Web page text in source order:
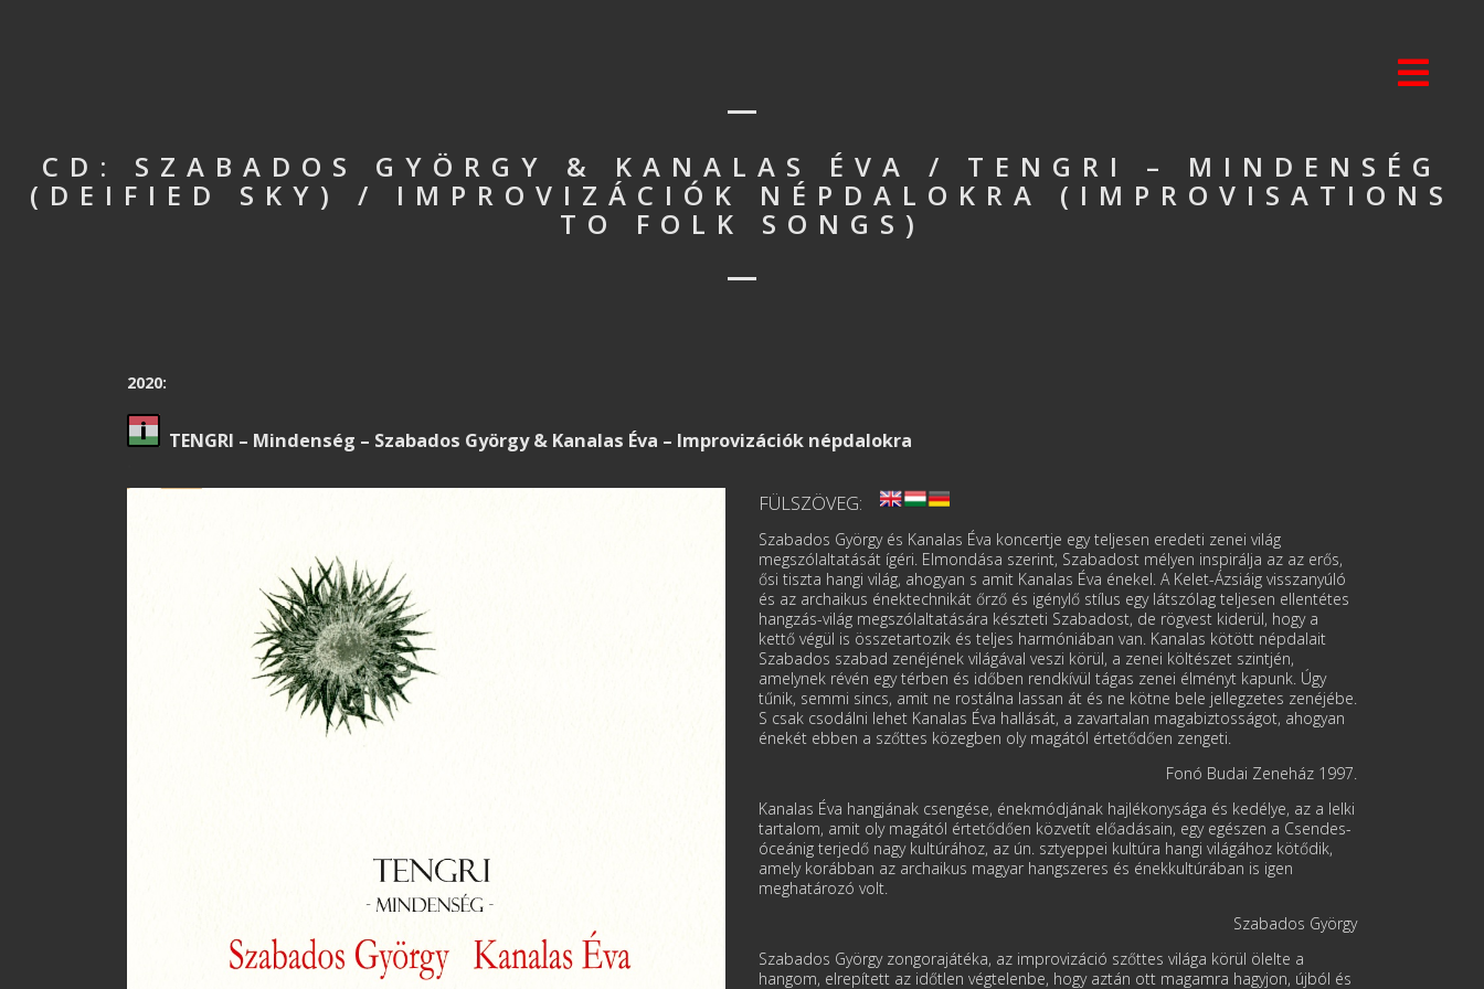
CD: SZABADOS GYÖRGY & KANALAS ÉVA / TENGRI – MINDENSÉG
(DEIFIED SKY) / IMPROVIZÁCIÓK NÉPDALOKRA (IMPROVISATIONS
TO FOLK SONGS)
2020:
TENGRI – Mindenség – Szabados György & Kanalas Éva – Improvizációk népdalokra
FÜLSZÖVEG:
Szabados György és Kanalas Éva koncertje egy teljesen eredeti zenei világ
megszólaltatását ígéri. Elmondása szerint, Szabadost mélyen inspirálja az az erős,
ősi tiszta hangi világ, ahogyan s amit Kanalas Éva énekel. A Kelet-Ázsiáig visszanyúló
és az archaikus énektechnikát őrző és igénylő stílus egy látszólag teljesen ellentétes
hangzás-világ megszólaltatására készteti Szabadost, de rögvest kiderül, hogy a
kettő végül is összetartozik és teljes harmóniában van. Kanalas kötött népdalait
Szabados szabad zenéjének világával veszi körül, a zenei költészet szintjén,
amelynek révén egy térben és időben rendkívül tágas zenei élményt kapunk. Úgy
tűnik, semmi sincs, amit ne rostálna lassan át és ne kötne bele jellegzetes zenéjébe.
S csak csodálni lehet Kanalas Éva hallását, a zavartalan magabiztosságot, ahogyan
énekét ebben a szőttes közegben oly magától értetődően zengeti.
Fonó Budai Zeneház 1997.
Kanalas Éva hangjának csengése, énekmódjának hajlékonysága és kedélye, az a lelki
tartalom, amit oly magától értetődően közvetít előadásain, egy egészen a Csendes-
óceánig terjedő nagy kultúrához, az ún. sztyeppei kultúra hangi világához kötődik,
amely korábban az archaikus magyar hangszeres és énekkultúrában is igen
meghatározó volt.
Szabados György
Szabados György zongorajátéka, az improvizáció szőttes világa körül ölelte a
hangom, elrepített az időtlen végtelenbe, hogy aztán ott magamra hagyjon, újból és